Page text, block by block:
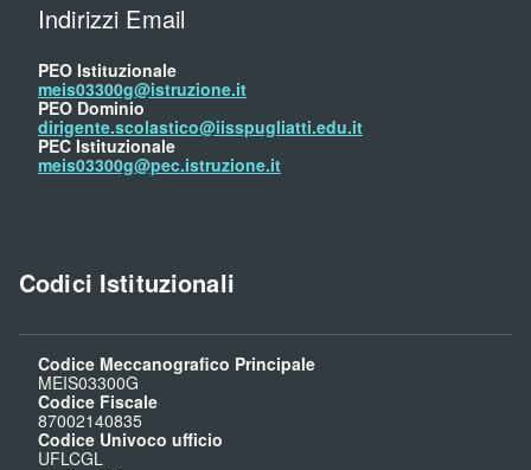
Indirizzi Email
PEO Istituzionale
meis03300g@istruzione.it
PEO Dominio
dirigente.scolastico@iisspugliatti.edu.it
PEC Istituzionale
meis03300g@pec.istruzione.it
Codici Istituzionali
Codice Meccanografico Principale
MEIS03300G
Codice Fiscale
87002140835
Codice Univoco ufficio
UFLCGL